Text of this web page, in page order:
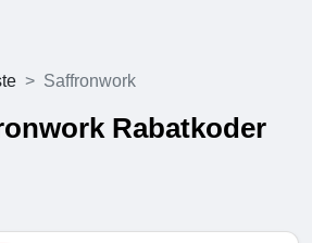
Saffronwork
Rabatkoder